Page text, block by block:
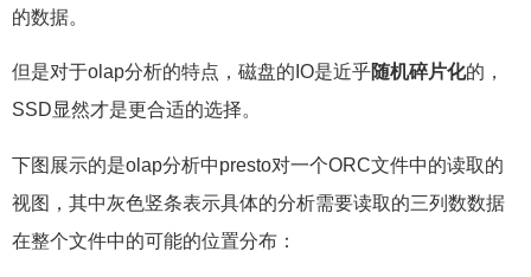
的数据。
但是对于olap分析的特点，磁盘的IO是近乎随机碎片化 的，
SSD显然才是更合适的选择。
下图展示的是olap分析中presto对一个ORC文件中的读取的
视图，其中灰色竖条表示具体的分析需要读取的三列数数据
在整个文件中的可能的位置分布：